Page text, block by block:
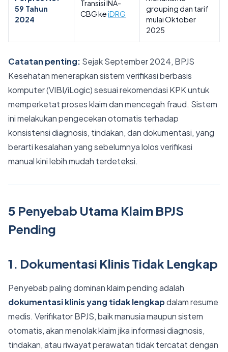
59 Tahun
2024
Transisi INA-
CBG keiDRG
grouping dan tarif
mulai Oktober
2025
Catatan penting: Sejak September 2024, BPJS
Kesehatan menerapkan sistem verifikasi berbasis
komputer (VIBI/iLogic) sesuai rekomendasi KPK untuk
memperketat proses klaim dan mencegah fraud. Sistem
ini melakukan pengecekan otomatis terhadap
konsistensi diagnosis, tindakan, dan dokumentasi, yang
berarti kesalahan yang sebelumnya lolos verifikasi
manual kini lebih mudah terdeteksi.
5 Penyebab Utama Klaim BPJS
Pending
1. Dokumentasi Klinis Tidak Lengkap
Penyebab paling dominan klaim pending adalah
dokumentasi klinis yang tidak lengkapdalam resume
medis. Verifikator BPJS, baik manusia maupun sistem
otomatis, akan menolak klaim jika informasi diagnosis,
tindakan, atau riwayat perawatan tidak tercatat dengan